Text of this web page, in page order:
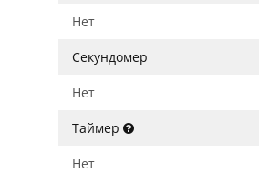
Нет
Секундомер
Нет
Таймер
Нет